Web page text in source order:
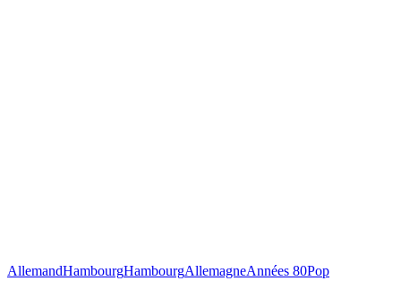
AllemandHambourgHambourgAllemagneAnnées 80Pop